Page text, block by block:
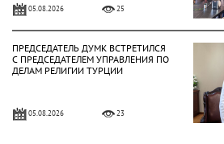
05.08.2026 25
ПРЕДСЕДАТЕЛЬ ДУМК ВСТРЕТИЛСЯ
С ПРЕДСЕДАТЕЛЕМ УПРАВЛЕНИЯ ПО
ДЕЛАМ РЕЛИГИИ ТУРЦИИ
05.08.2026 23